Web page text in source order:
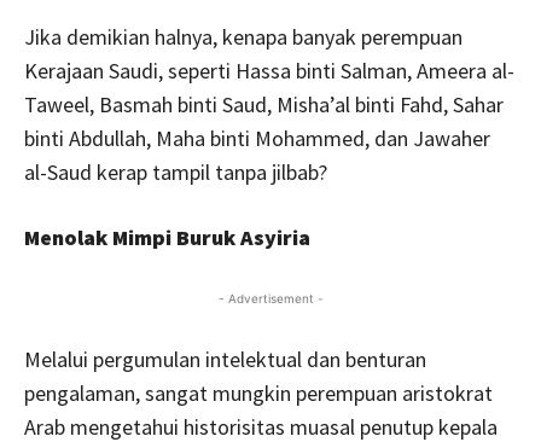
Jika demikian halnya, kenapa banyak perempuan
Kerajaan Saudi, seperti Hassa binti Salman, Ameera al-
Taweel, Basmah binti Saud, Misha’al binti Fahd, Sahar
binti Abdullah, Maha binti Mohammed, dan Jawaher
al-Saud kerap tampil tanpa jilbab?
Menolak Mimpi Buruk Asyiria
- Advertisement -
Melalui pergumulan intelektual dan benturan
pengalaman, sangat mungkin perempuan aristokrat
Arab mengetahui historisitas muasal penutup kepala